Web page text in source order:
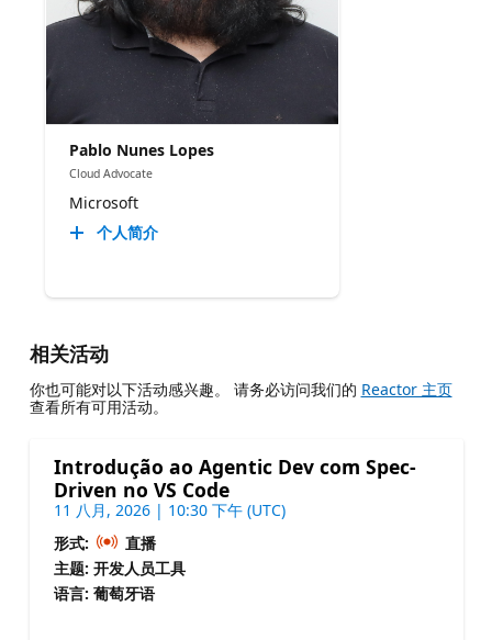
Pablo Nunes Lopes
Cloud Advocate
Microsoft
个人简介
相关活动
你也可能对以下活动感兴趣。 请务必访问我们的 Reactor 主页
查看所有可用活动。
Introdução ao Agentic Dev com Spec-
Driven no VS Code
11 八月, 2026 | 10:30 下午 (UTC)
形式:
直播
主题: 开发人员工具
语言: 葡萄牙语